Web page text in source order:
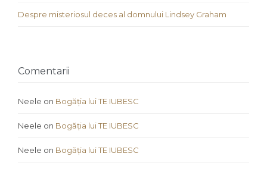
Despre misteriosul deces al domnului Lindsey Graham
Comentarii
Neele on Bogăția lui TE IUBESC
Neele on Bogăția lui TE IUBESC
Neele on Bogăția lui TE IUBESC